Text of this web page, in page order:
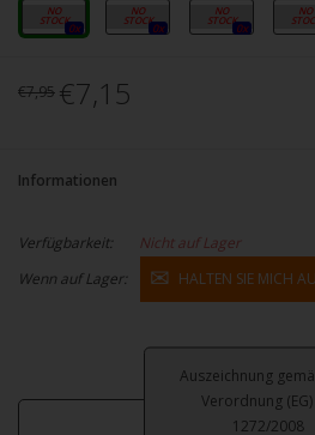
0mg
0x
3mg
0x
6mg
0x
€7,95 €7,15
Informationen
Verfügbarkeit:
Nicht auf Lager
Wenn auf Lager:
HALTEN SIE MICH
Auszeichnung
Verordnung (EG)
1272/2008